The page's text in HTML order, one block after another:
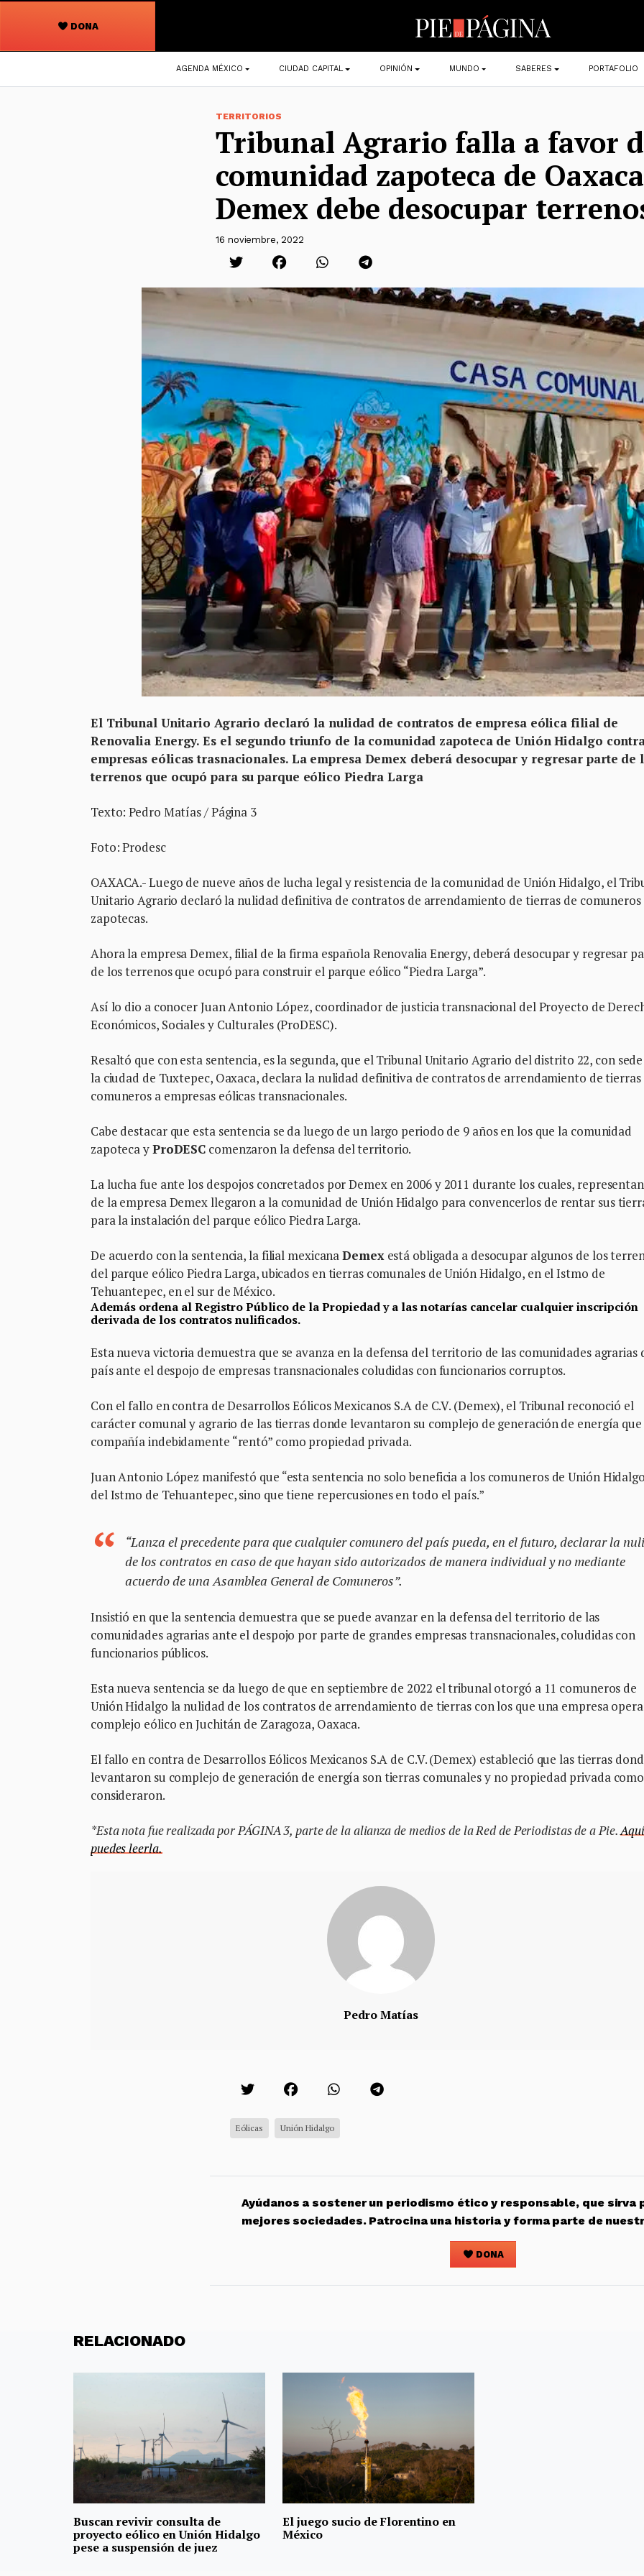
DONA
Navegación
principal
AGENDA MÉXICO CIUDAD CAPITAL OPINIÓN MUNDO SABERES PORTAFOLIO
TERRITORIOS
Tribunal Agrario falla a favor
comunidad zapoteca de
Demex debe desocupar
16 noviembre, 2022
El Tribunal Unitario Agrario declaró la nulidad de contratos de empresa eólica filial de
Renovalia Energy. Es el segundo triunfo de la comunidad zapoteca de Unión Hidalgo
empresas eólicas trasnacionales. La empresa Demex deberá desocupar y regresar parte de
terrenos que ocupó para su parque eólico Piedra Larga
Texto: Pedro Matías / Página 3
Foto: Prodesc
OAXACA.- Luego de nueve años de lucha legal y resistencia de la comunidad de Unión Hidalgo, el
Unitario Agrario declaró la nulidad definitiva de contratos de arrendamiento de tierras de comuneros
zapotecas.
Ahora la empresa Demex, filial de la firma española Renovalia Energy, deberá desocupar y regresar
de los terrenos que ocupó para construir el parque eólico “Piedra Larga”.
Así lo dio a conocer Juan Antonio López, coordinador de justicia transnacional del Proyecto de
Económicos, Sociales y Culturales (ProDESC).
Resaltó que con esta sentencia, es la segunda, que el Tribunal Unitario Agrario del distrito 22, con
la ciudad de Tuxtepec, Oaxaca, declara la nulidad definitiva de contratos de arrendamiento de tierras
comuneros a empresas eólicas transnacionales.
Cabe destacar que esta sentencia se da luego de un largo periodo de 9 años en los que la comunidad
zapoteca yProDESC comenzaron la defensa del territorio.
La lucha fue ante los despojos concretados por Demex en 2006 y 2011 durante los cuales,
de la empresa Demex llegaron a la comunidad de Unión Hidalgo para convencerlos de rentar sus
para la instalación del parque eólico Piedra Larga.
De acuerdo con la sentencia, la filial mexicanaDemexestá obligada a desocupar algunos de los
del parque eólico Piedra Larga, ubicados en tierras comunales de Unión Hidalgo, en el Istmo de
Tehuantepec, en el sur de México.
Además ordena al Registro Público de la Propiedad y a las notarías cancelar cualquier inscripción
derivada de los contratos nulificados.
Esta nueva victoria demuestra que se avanza en la defensa del territorio de las comunidades agrarias
país ante el despojo de empresas transnacionales coludidas con funcionarios corruptos.
Con el fallo en contra de Desarrollos Eólicos Mexicanos S.A de C.V. (Demex), el Tribunal reconoció el
carácter comunal y agrario de las tierras donde levantaron su complejo de generación de energía
compañía indebidamente “rentó” como propiedad privada.
Juan Antonio López manifestó que “esta sentencia no solo beneficia a los comuneros de Unión
del Istmo de Tehuantepec, sino que tiene repercusiones en todo el país.”
“Lanza el precedente para que cualquier comunero del país pueda, en el futuro, declarar la
de los contratos en caso de que hayan sido autorizados de manera individual y no mediante
acuerdo de una Asamblea General de Comuneros”.
Insistió en que la sentencia demuestra que se puede avanzar en la defensa del territorio de las
comunidades agrarias ante el despojo por parte de grandes empresas transnacionales, coludidas con
funcionarios públicos.
Esta nueva sentencia se da luego de que en septiembre de 2022 el tribunal otorgó a 11 comuneros de
Unión Hidalgo la nulidad de los contratos de arrendamiento de tierras con los que una empresa
complejo eólico en Juchitán de Zaragoza, Oaxaca.
El fallo en contra de Desarrollos Eólicos Mexicanos S.A de C.V. (Demex) estableció que las tierras
levantaron su complejo de generación de energía son tierras comunales y no propiedad privada
consideraron.
*Esta nota fue realizada por PÁGINA 3, parte de la alianza de medios de la Red de Periodistas de a Pie.Aquí
puedes leerla.
Pedro Matías
Eólicas Unión Hidalgo
Ayúdanos a sostener un periodismo ético y responsable, que sirva
mejores sociedades. Patrocina una historia y forma parte de
DONA
RELACIONADO
Buscan revivir consulta de
proyecto eólico en Unión Hidalgo
pese a suspensión de juez
El juego sucio de Florentino en
México